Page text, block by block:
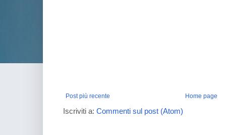
Post più recente Home page
Iscriviti a: Commenti sul post (Atom)